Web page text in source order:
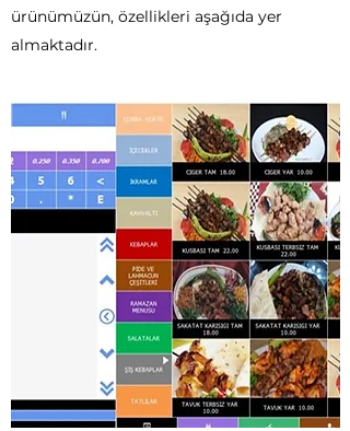
ürünümüzün, özellikleri aşağıda yer
almaktadır.